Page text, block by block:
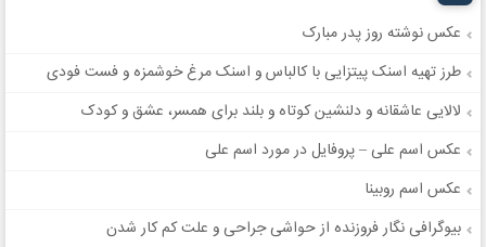
عکس نوشته روز پدر مبارک
طرز تهیه اسنک پیتزایی با کالباس و اسنک مرغ خوشمزه و فست فودی
لالایی عاشقانه و دلنشین کوتاه و بلند برای همسر، عشق و کودک
عکس اسم علی – پروفایل در مورد اسم علی
عکس اسم روبینا
بیوگرافی نگار فروزنده از حواشی جراحی و علت کم کار شدن